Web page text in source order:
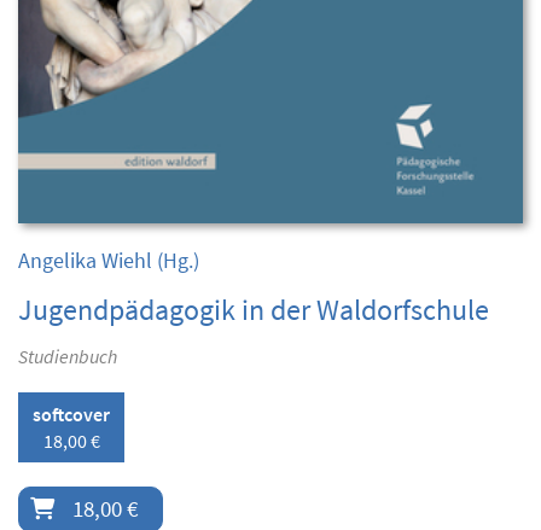
Angelika Wiehl (Hg.)
Jugendpädagogik in der Waldorfschule
Studienbuch
softcover
18,00 €
18,00 €